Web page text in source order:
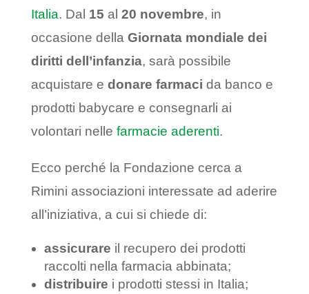
Italia. Dal 15 al 20 novembre, in
occasione della Giornata mondiale dei
diritti dell’infanzia, sarà possibile
acquistare e donare farmaci da banco e
prodotti babycare e consegnarli ai
volontari nelle farmacie aderenti.
Ecco perché la Fondazione cerca a
Rimini associazioni interessate ad aderire
all’iniziativa, a cui si chiede di:
assicurare il recupero dei prodotti
raccolti nella farmacia abbinata;
distribuire i prodotti stessi in Italia;